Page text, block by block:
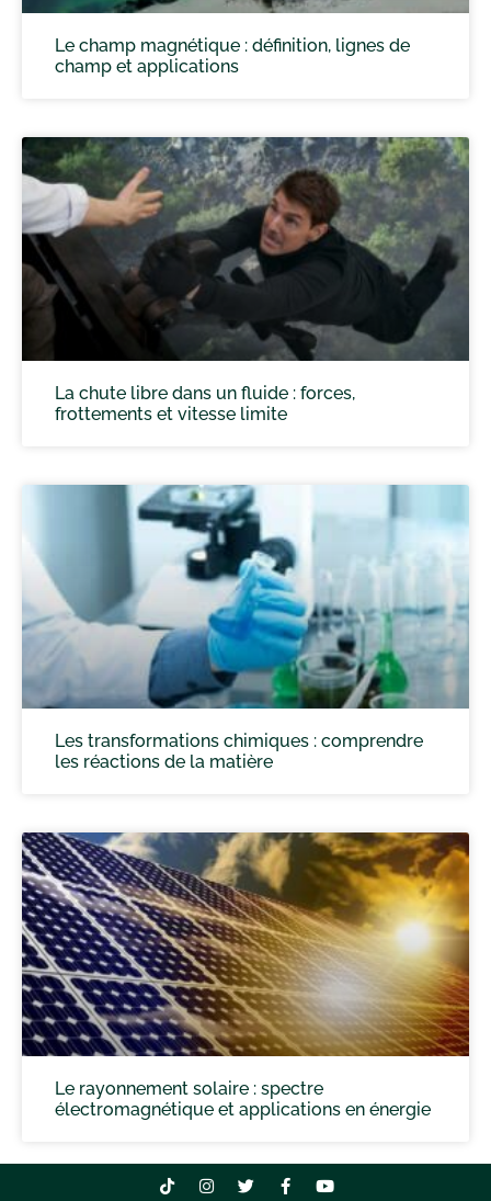
Le champ magnétique : définition, lignes de
champ et applications
La chute libre dans un fluide : forces,
frottements et vitesse limite
Les transformations chimiques : comprendre
les réactions de la matière
Le rayonnement solaire : spectre
électromagnétique et applications en énergie